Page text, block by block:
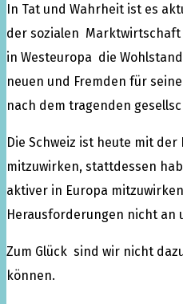
In Tat und Wahrheit ist es
der sozialen Marktwirtschaft
in Westeuropa die
neuen und Fremden für
nach dem tragenden
Die Schweiz ist heute mit
mitzuwirken, stattdessen
aktiver in Europa
Herausforderungen nicht an
Zum Glück sind wir nicht
können.